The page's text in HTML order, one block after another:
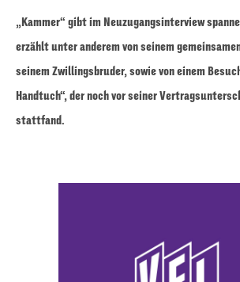
„Kammer“ gibt im Neuzugangsinterview
erzählt unter anderem von seinem
seinem Zwillingsbruder, sowie von einem
Handtuch“, der noch vor seiner
stattfand.